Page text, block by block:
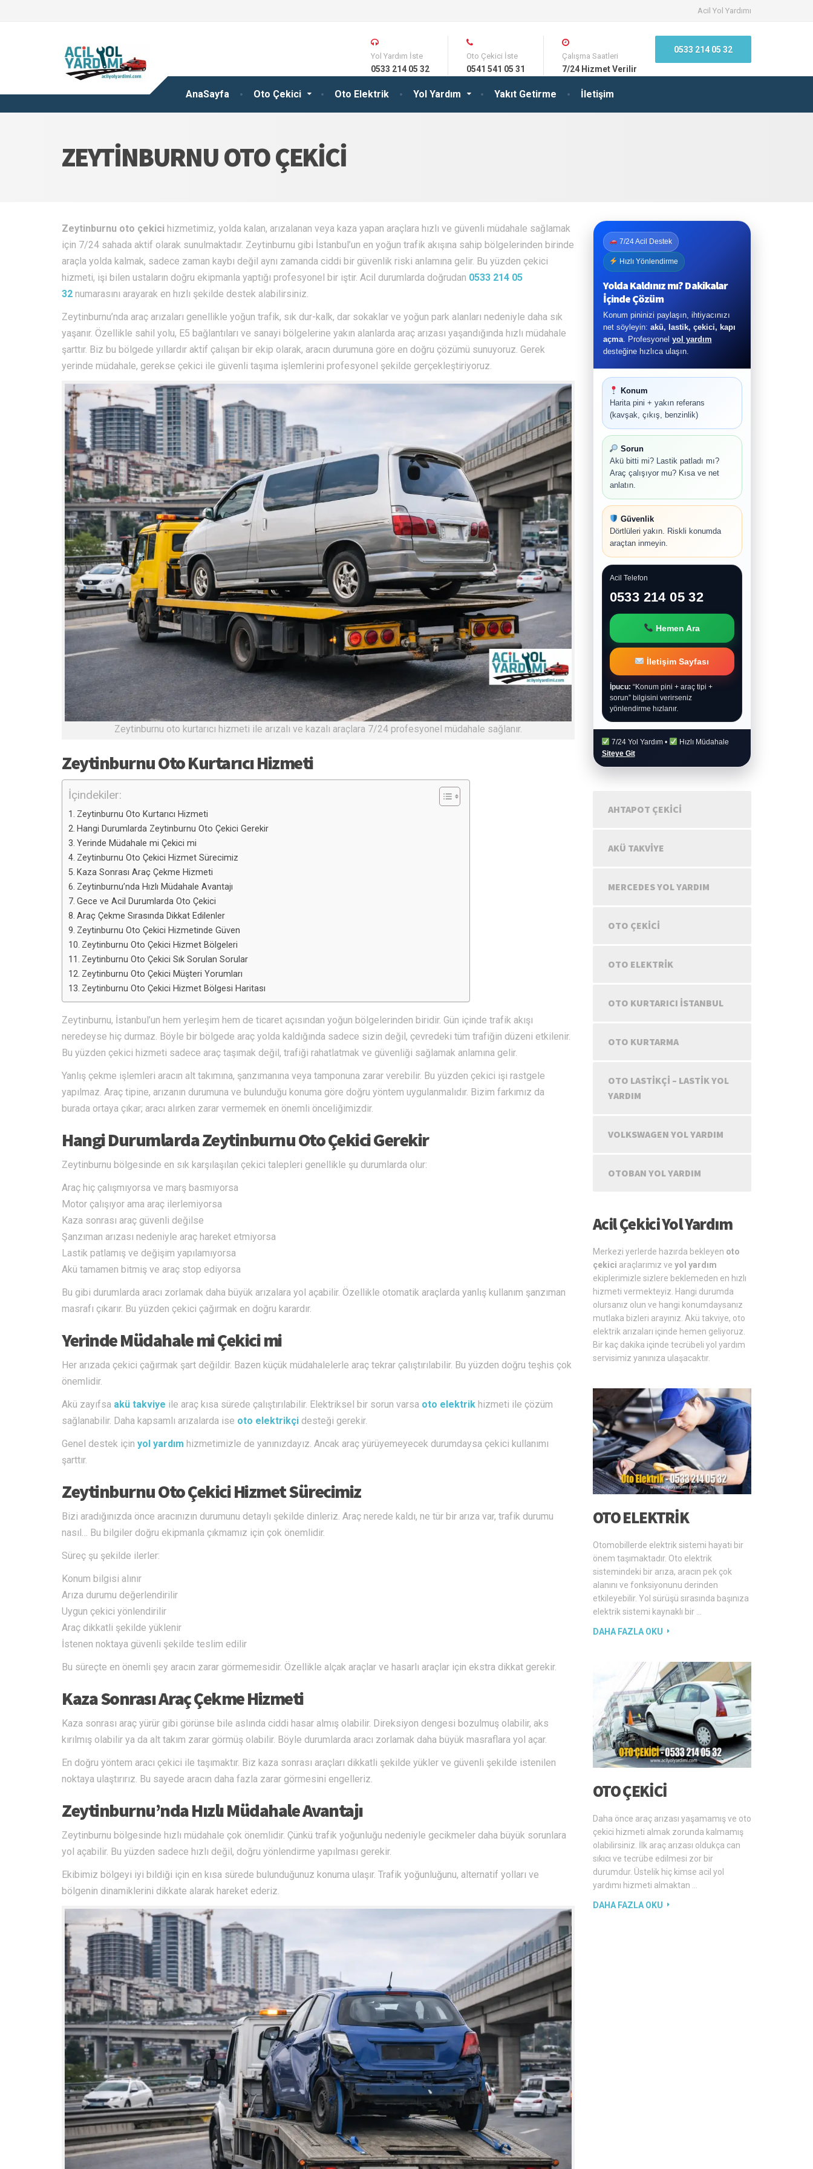
Acil Yol Yardımı
AnaSayfa Oto Çekici Oto Elektrik Yol Yardım Yakıt Getirme İletişim
Yol Yardım İste
0533 214 05 32
Oto Çekici İste
0541 541 05 31
Çalışma Saatleri
7/24 Hizmet Verilir
0533 214 05 32
ZEYTINBURNU OTO ÇEKICI
Zeytinburnu oto çekici hizmetimiz, yolda kalan, arızalanan veya kaza yapan araçlara hızlı ve güvenli müdahale sağlamak
için 7/24 sahada aktif olarak sunulmaktadır. Zeytinburnu gibi İstanbul’un en yoğun trafik akışına sahip bölgelerinden birinde
araçla yolda kalmak, sadece zaman kaybı değil aynı zamanda ciddi bir güvenlik riski anlamına gelir. Bu yüzden çekici
hizmeti, işi bilen ustaların doğru ekipmanla yaptığı profesyonel bir iştir. Acil durumlarda doğrudan 0533 214 05
32 numarasını arayarak en hızlı şekilde destek alabilirsiniz.
Zeytinburnu’nda araç arızaları genellikle yoğun trafik, sık dur-kalk, dar sokaklar ve yoğun park alanları nedeniyle daha sık
yaşanır. Özellikle sahil yolu, E5 bağlantıları ve sanayi bölgelerine yakın alanlarda araç arızası yaşandığında hızlı müdahale
şarttır. Biz bu bölgede yıllardır aktif çalışan bir ekip olarak, aracın durumuna göre en doğru çözümü sunuyoruz. Gerek
yerinde müdahale, gerekse çekici ile güvenli taşıma işlemlerini profesyonel şekilde gerçekleştiriyoruz.
Zeytinburnu oto kurtarıcı hizmeti ile arızalı ve kazalı araçlara 7/24 profesyonel müdahale sağlanır.
Zeytinburnu Oto Kurtarıcı Hizmeti
İçindekiler:
Zeytinburnu Oto Kurtarıcı Hizmeti
Hangi Durumlarda Zeytinburnu Oto Çekici Gerekir
Yerinde Müdahale mi Çekici mi
Zeytinburnu Oto Çekici Hizmet Sürecimiz
Kaza Sonrası Araç Çekme Hizmeti
Zeytinburnu’nda Hızlı Müdahale Avantajı
Gece ve Acil Durumlarda Oto Çekici
Araç Çekme Sırasında Dikkat Edilenler
Zeytinburnu Oto Çekici Hizmetinde Güven
Zeytinburnu Oto Çekici Hizmet Bölgeleri
Zeytinburnu Oto Çekici Sık Sorulan Sorular
Zeytinburnu Oto Çekici Müşteri Yorumları
Zeytinburnu Oto Çekici Hizmet Bölgesi Haritası
Zeytinburnu, İstanbul’un hem yerleşim hem de ticaret açısından yoğun bölgelerinden biridir. Gün içinde trafik akışı
neredeyse hiç durmaz. Böyle bir bölgede araç yolda kaldığında sadece sizin değil, çevredeki tüm trafiğin düzeni etkilenir.
Bu yüzden çekici hizmeti sadece araç taşımak değil, trafiği rahatlatmak ve güvenliği sağlamak anlamına gelir.
Yanlış çekme işlemleri aracın alt takımına, şanzımanına veya tamponuna zarar verebilir. Bu yüzden çekici işi rastgele
yapılmaz. Araç tipine, arızanın durumuna ve bulunduğu konuma göre doğru yöntem uygulanmalıdır. Bizim farkımız da
burada ortaya çıkar; aracı alırken zarar vermemek en önemli önceliğimizdir.
Hangi Durumlarda Zeytinburnu Oto Çekici Gerekir
Zeytinburnu bölgesinde en sık karşılaşılan çekici talepleri genellikle şu durumlarda olur:
Araç hiç çalışmıyorsa ve marş basmıyorsa
Motor çalışıyor ama araç ilerlemiyorsa
Kaza sonrası araç güvenli değilse
Şanzıman arızası nedeniyle araç hareket etmiyorsa
Lastik patlamış ve değişim yapılamıyorsa
Akü tamamen bitmiş ve araç stop ediyorsa
Bu gibi durumlarda aracı zorlamak daha büyük arızalara yol açabilir. Özellikle otomatik araçlarda yanlış kullanım şanzıman
masrafı çıkarır. Bu yüzden çekici çağırmak en doğru karardır.
Yerinde Müdahale mi Çekici mi
Her arızada çekici çağırmak şart değildir. Bazen küçük müdahalelerle araç tekrar çalıştırılabilir. Bu yüzden doğru teşhis çok
önemlidir.
Akü zayıfsa akü takviye ile araç kısa sürede çalıştırılabilir. Elektriksel bir sorun varsa oto elektrik hizmeti ile çözüm
sağlanabilir. Daha kapsamlı arızalarda ise oto elektrikçi desteği gerekir.
Genel destek için yol yardım hizmetimizle de yanınızdayız. Ancak araç yürüyemeyecek durumdaysa çekici kullanımı
şarttır.
Zeytinburnu Oto Çekici Hizmet Sürecimiz
Bizi aradığınızda önce aracınızın durumunu detaylı şekilde dinleriz. Araç nerede kaldı, ne tür bir arıza var, trafik durumu
nasıl… Bu bilgiler doğru ekipmanla çıkmamız için çok önemlidir.
Süreç şu şekilde ilerler:
Konum bilgisi alınır
Arıza durumu değerlendirilir
Uygun çekici yönlendirilir
Araç dikkatli şekilde yüklenir
İstenen noktaya güvenli şekilde teslim edilir
Bu süreçte en önemli şey aracın zarar görmemesidir. Özellikle alçak araçlar ve hasarlı araçlar için ekstra dikkat gerekir.
Kaza Sonrası Araç Çekme Hizmeti
Kaza sonrası araç yürür gibi görünse bile aslında ciddi hasar almış olabilir. Direksiyon dengesi bozulmuş olabilir, aks
kırılmış olabilir ya da alt takım zarar görmüş olabilir. Böyle durumlarda aracı zorlamak daha büyük masraflara yol açar.
En doğru yöntem aracı çekici ile taşımaktır. Biz kaza sonrası araçları dikkatli şekilde yükler ve güvenli şekilde istenilen
noktaya ulaştırırız. Bu sayede aracın daha fazla zarar görmesini engelleriz.
Zeytinburnu’nda Hızlı Müdahale Avantajı
Zeytinburnu bölgesinde hızlı müdahale çok önemlidir. Çünkü trafik yoğunluğu nedeniyle gecikmeler daha büyük sorunlara
yol açabilir. Bu yüzden sadece hızlı değil, doğru yönlendirme yapılması gerekir.
Ekibimiz bölgeyi iyi bildiği için en kısa sürede bulunduğunuz konuma ulaşır. Trafik yoğunluğunu, alternatif yolları ve
bölgenin dinamiklerini dikkate alarak hareket ederiz.
7/24 Acil Destek
Hızlı Yönlendirme
Yolda Kaldınız mı? Dakikalar
İçinde Çözüm
Konum pininizi paylaşın, ihtiyacınızı
net söyleyin: akü, lastik, çekici, kapı
açma. Profesyonel yol yardım
desteğine hızlıca ulaşın.
Konum
Harita pini + yakın referans
(kavşak, çıkış, benzinlik)
Sorun
Akü bitti mi? Lastik patladı mı?
Araç çalışıyor mu? Kısa ve net
anlatın.
Güvenlik
Dörtlüleri yakın. Riskli konumda
araçtan inmeyin.
Acil Telefon
0533 214 05 32
Hemen Ara
İletişim Sayfası
İpucu: “Konum pini + araç tipi +
sorun” bilgisini verirseniz
yönlendirme hızlanır.
7/24 Yol Yardım •
Hızlı Müdahale
Siteye Git
AHTAPOT ÇEKICI
AKÜ TAKVIYE
MERCEDES YOL YARDIM
OTO ÇEKICI
OTO ELEKTRIK
OTO KURTARICI İSTANBUL
OTO KURTARMA
OTO LASTIKÇI – LASTIK YOL
YARDIM
VOLKSWAGEN YOL YARDIM
OTOBAN YOL YARDIM
Acil Çekici Yol Yardım
Merkezi yerlerde hazırda bekleyen oto
çekici araçlarımız ve yol yardım
ekiplerimizle sizlere beklemeden en hızlı
hizmeti vermekteyiz. Hangi durumda
olursanız olun ve hangi konumdaysanız
mutlaka bizleri arayınız. Akü takviye, oto
elektrik arızaları içinde hemen geliyoruz.
Bir kaç dakika içinde tecrübeli yol yardım
servisimiz yanınıza ulaşacaktır.
OTO ELEKTRIK
Otomobillerde elektrik sistemi hayati bir
önem taşımaktadır. Oto elektrik
sistemindeki bir arıza, aracın pek çok
alanını ve fonksiyonunu derinden
etkileyebilir. Yol sürüşü sırasında başınıza
elektrik sistemi kaynaklı bir …
DAHA FAZLA OKU
OTO ÇEKICI
Daha önce araç arızası yaşamamış ve oto
çekici hizmeti almak zorunda kalmamış
olabilirsiniz. İlk araç arızası oldukça can
sıkıcı ve tecrübe edilmesi zor bir
durumdur. Üstelik hiç kimse acil yol
yardımı hizmeti almaktan …
DAHA FAZLA OKU